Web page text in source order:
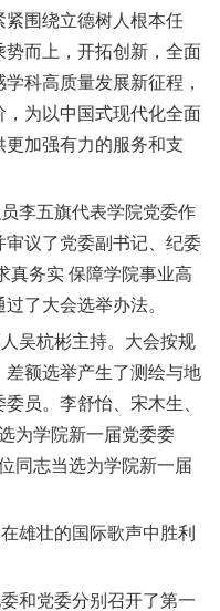
围绕立德树人根本任
而上，开拓创新，全面
科高质量发展新征程，
为以中国式现代化全面
加强有力的服务和支
李五旗代表学院党委作
议了党委副书记、纪委
真务实 保障学院事业高
了大会选举办法。
吴杭彬主持。 大会按规
额选举产生了测绘与地
员。李舒怡、宋木生、
为学院新一届党委委
同志当选为学院新一届
雄壮的国际歌声中胜利
和党委分别召开了第一